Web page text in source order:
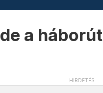
a háborút